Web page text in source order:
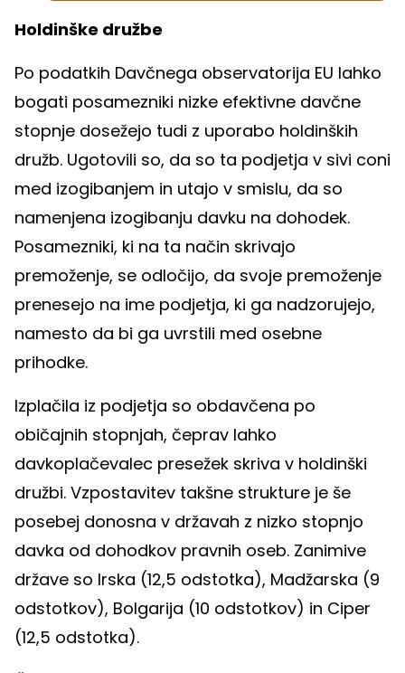
Holdinške družbe
Po podatkih Davčnega observatorija EU lahko
bogati posamezniki nizke efektivne davčne
stopnje dosežejo tudi z uporabo holdinških
družb. Ugotovili so, da so ta podjetja v sivi coni
med izogibanjem in utajo v smislu, da so
namenjena izogibanju davku na dohodek.
Posamezniki, ki na ta način skrivajo
premoženje, se odločijo, da svoje premoženje
prenesejo na ime podjetja, ki ga nadzorujejo,
namesto da bi ga uvrstili med osebne
prihodke.
Izplačila iz podjetja so obdavčena po
običajnih stopnjah, čeprav lahko
davkoplačevalec presežek skriva v holdinški
družbi. Vzpostavitev takšne strukture je še
posebej donosna v državah z nizko stopnjo
davka od dohodkov pravnih oseb. Zanimive
države so Irska (12,5 odstotka), Madžarska (9
odstotkov), Bolgarija (10 odstotkov) in Ciper
(12,5 odstotka).